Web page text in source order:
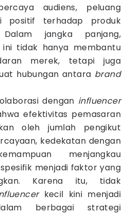
audiens, peluang
positif terhadap produk
jangka panjang,
tidak hanya membantu
merek, tetapi juga
hubungan antara brand
dengan influencer
efektivitas pemasaran
oleh jumlah pengikut
kedekatan dengan
menjangkau
menjadi faktor yang
Karena itu, tidak
kecil kini menjadi
berbagai strategi